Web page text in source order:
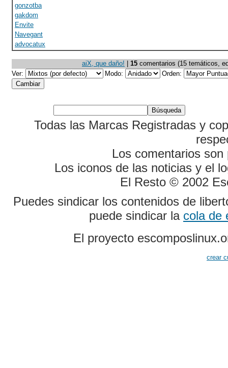
gonzotba
gakdom
Envite
Navegant
advocatux
aiX, que daño! 15 comentarios (15 temáticos,
Ver:
Modo: Orden:
Todas las Marcas Registradas y
Los comentarios
Los iconos de las noticias y el
El Resto © 2002
Puedes sindicar los contenidos de
puede sindicar la cola de
El proyecto
crear